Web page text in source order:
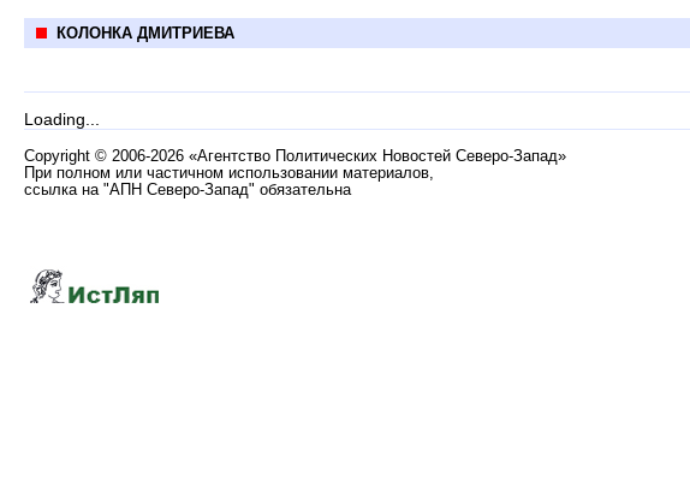
КОЛОНКА ДМИТРИЕВА
Loading...
Copyright © 2006-2026 «Агентство Политических Новостей Северо-Запад»
При полном или частичном использовании материалов,
ссылка на "АПН Северо-Запад" обязательна